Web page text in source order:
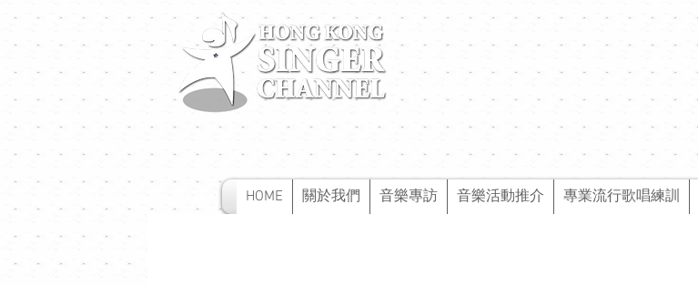
HOME 關於我們 音樂專訪 音樂活動推介 專業流行歌唱練訓